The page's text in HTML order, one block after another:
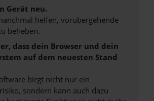
Gerät neu.
helfen, vorübergehende
beheben.
dass dein Browser und dein
auf dem neuesten Stand
birgt nicht nur ein
sondern kann auch dazu